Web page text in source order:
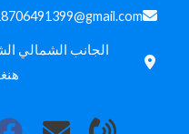
الجانب الشمالي